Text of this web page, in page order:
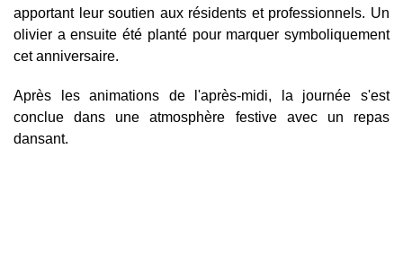
apportant leur soutien aux résidents et professionnels. Un
olivier a ensuite été planté pour marquer symboliquement
cet anniversaire.
Après les animations de l'après-midi, la journée s'est
conclue dans une atmosphère festive avec un repas
dansant.